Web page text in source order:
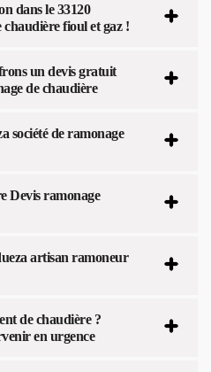
dans le 33120
fioul et gaz !
un devis gratuit
de chaudière
société de ramonage
Devis ramonage
artisan ramoneur
de chaudière ?
en urgence